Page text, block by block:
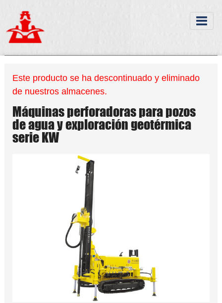
Este producto se ha descontinuado y eliminado
de nuestros almacenes.
Máquinas perforadoras para pozos
de agua y exploración geotérmica
serie KW